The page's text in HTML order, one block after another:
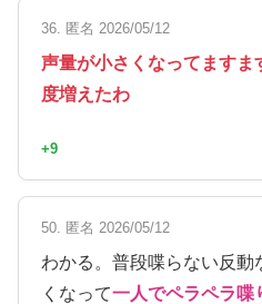
36. 匿名 2026/05/12
声量が小さくなってますま
度増えたわ
+9
50. 匿名 2026/05/12
わかる。普段喋らない反動
くなって一人でペラペラ喋